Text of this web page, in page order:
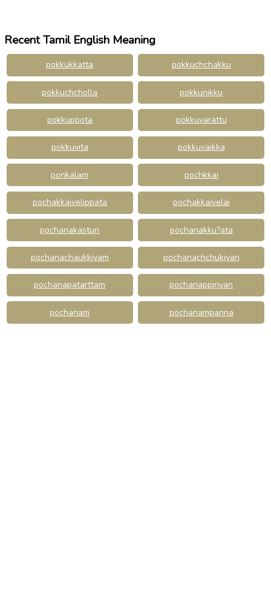
Recent Tamil English Meaning
pokkukkatta pokkuchchakku
pokkuchcholla pokkunikku
pokkuppota pokkuvarattu
pokkuvita pokkuvaikka
ponkalam pochkkai
pochakkaivelippata pochakkaivelai
pochanakasturi pochanakku?ata
pochanachaukkiyam pochanachchukiyan
pochanapatarttam pochanappiriyan
pochanam pochanampanna